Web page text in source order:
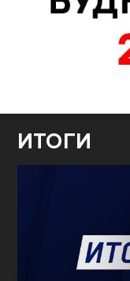
ИТОГИ